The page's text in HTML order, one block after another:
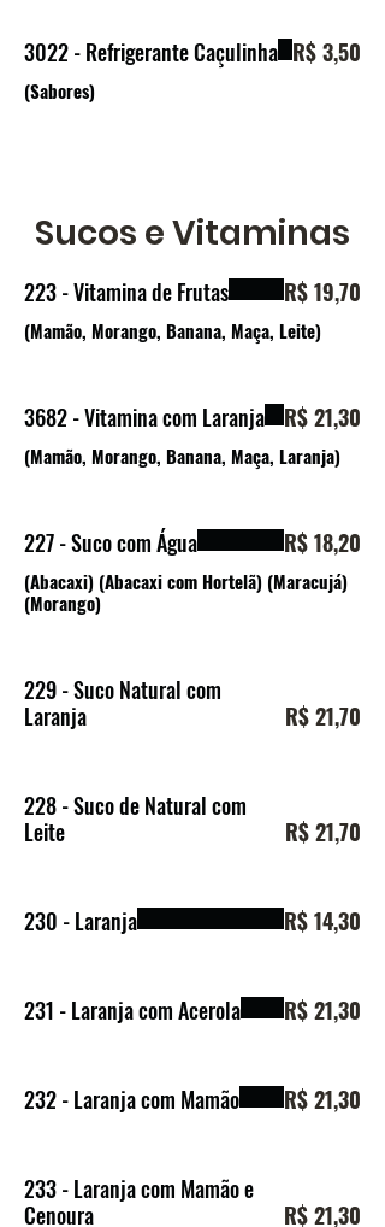
3022 - Refrigerante Caçulinha
(Sabores)
R$ 3,50
Sucos e Vitaminas
223 - Vitamina de Frutas
(Mamão, Morango, Banana, Maça, Leite)
R$ 19,70
3682 - Vitamina com Laranja
(Mamão, Morango, Banana, Maça, Laranja)
R$ 21,30
227 - Suco com Água
(Abacaxi) (Abacaxi com Hortelã) (Maracujá)
(Morango)
R$ 18,20
229 - Suco Natural com
Laranja
R$ 21,70
228 - Suco de Natural com
Leite
R$ 21,70
230 - Laranja R$ 14,30
231 - Laranja com Acerola R$ 21,30
232 - Laranja com Mamão R$ 21,30
233 - Laranja com Mamão e
Cenoura
R$ 21,30